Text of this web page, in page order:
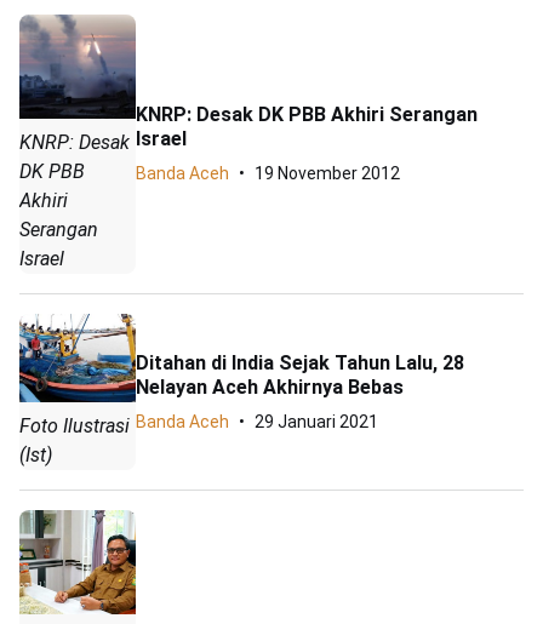
KNRP: Desak
DK PBB
Akhiri
Serangan
Israel
KNRP: Desak DK PBB Akhiri Serangan
Israel
Banda Aceh 19 November 2012
Foto Ilustrasi
(Ist)
Ditahan di India Sejak Tahun Lalu, 28
Nelayan Aceh Akhirnya Bebas
Banda Aceh 29 Januari 2021